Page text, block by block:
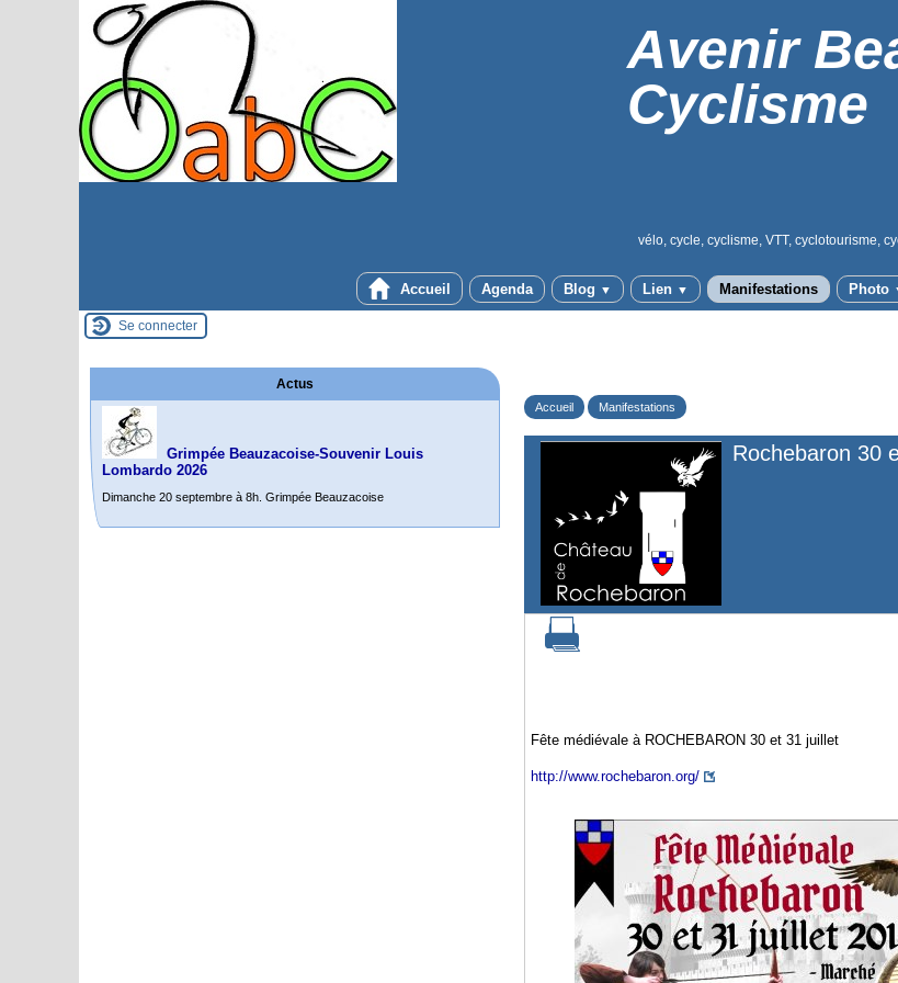
Avenir
Cyclisme
vélo, cycle, cyclisme, VTT, cyclotourisme,
Accueil Agenda Blog ▼ Lien ▼ Manifestations Photo
Se connecter
Accueil Manifestations
Rochebaron 30
Fête médiévale à ROCHEBARON 30 et 31 juillet
http://www.rochebaron.org/
Actus
Grimpée Beauzacoise-Souvenir Louis
Lombardo 2026
Dimanche 20 septembre à 8h. Grimpée Beauzacoise